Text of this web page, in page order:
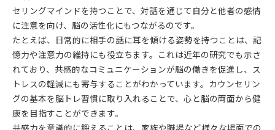
セリングマインドを持つことで、対話を通じて自分と他者の感情
に注意を向け、脳の活性化にもつながるのです。
たとえば、日常的に相手の話に耳を傾ける姿勢を持つことは、記
憶力や注意力の維持にも役立ちます。これは近年の研究でも示さ
れており、共感的なコミュニケーションが脳の働きを促進し、ス
トレスの軽減にも寄与することがわかっています。カウンセリン
グの基本を脳トレ習慣に取り入れることで、心と脳の両面から健
康を目指すことができます。